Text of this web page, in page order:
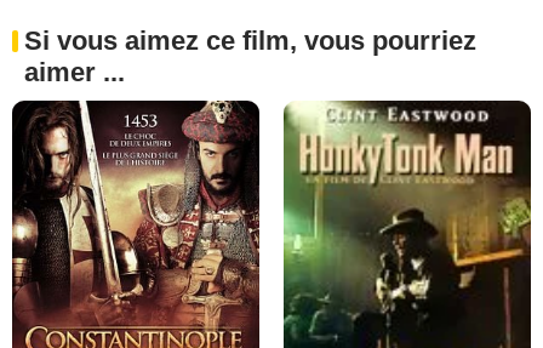
Si vous aimez ce film, vous pourriez
aimer ...